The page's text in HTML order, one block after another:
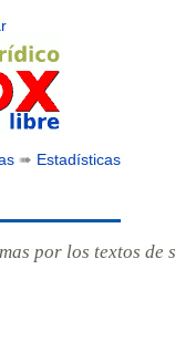
➠ Estadísticas
por los textos de